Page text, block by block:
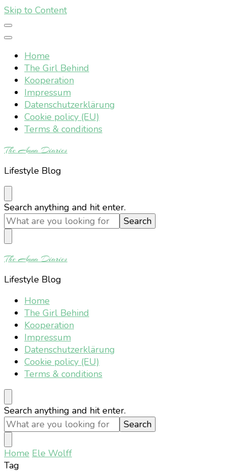
Skip to Content
Home
The Girl Behind
Kooperation
Impressum
Datenschutzerklärung
Cookie policy (EU)
Terms & conditions
The Anna Diaries
Lifestyle Blog
Looking
for
Something?
Search anything and hit enter.
The Anna Diaries
Lifestyle Blog
Home
The Girl Behind
Kooperation
Impressum
Datenschutzerklärung
Cookie policy (EU)
Terms & conditions
Looking
for
Something?
Search anything and hit enter.
Home Ele Wolff
Tag